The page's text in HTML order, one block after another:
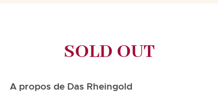
SOLD OUT
A propos de Das Rheingold